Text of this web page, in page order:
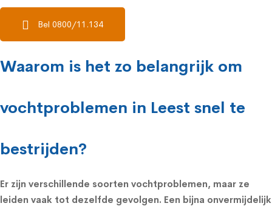
Bel 0800/11.134
Waarom is het zo belangrijk om
vochtproblemen in Leest snel te
bestrijden?
Er zijn verschillende soorten vochtproblemen, maar ze
leiden vaak tot dezelfde gevolgen. Een bijna onvermijdelijk